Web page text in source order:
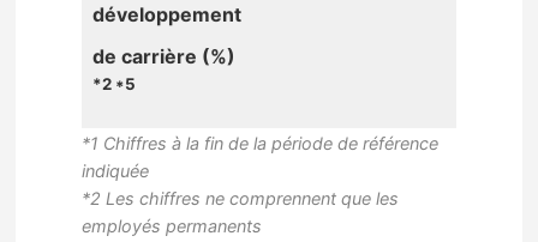
développement
de carrière (%)
*2 *5
*1 Chiffres à la fin de la période de référence
indiquée
*2 Les chiffres ne comprennent que les
employés permanents